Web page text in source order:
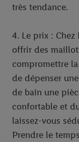
très tendance.
4. Le prix :
offrir des
compromettre
de dépenser
de bain une
confortable et
laissez-vous
Prendre le
Sous réserve de
avez montré de
un panier d’un
également être
services de Lidl si
Lidl peuvent vous
mail hachée et, le
dont dispose Criteo
Sous «
individuelles et